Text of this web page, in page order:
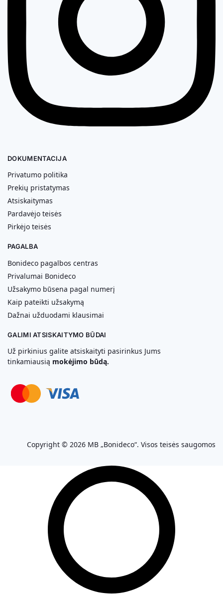
DOKUMENTACIJA
Privatumo politika
Prekių pristatymas
Atsiskaitymas
Pardavėjo teisės
Pirkėjo teisės
PAGALBA
Bonideco pagalbos centras
Privalumai Bonideco
Užsakymo būsena pagal numerį
Kaip pateikti užsakymą
Dažnai užduodami klausimai
GALIMI ATSISKAITYMO BŪDAI
Už pirkinius galite atsiskaityti pasirinkus Jums
tinkamiausią mokėjimo būdą.
Copyright © 2026 MB „Bonideco“. Visos teisės saugomos